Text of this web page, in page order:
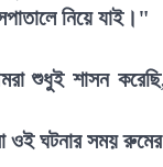
নিয়ে যাই।"
শাসন করেছি,
ঘটনার সময় রুমের